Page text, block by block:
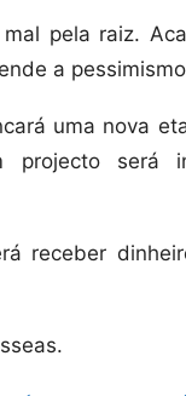
pela raiz.
a
uma nova
projecto será
receber